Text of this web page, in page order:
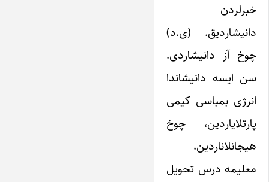
خبرلردن
دانیشاردیق. (ی.د)
چوخ آز دانیشاردی.
سن ایسه دانیشاندا
انرژی بمباسی کیمی
پارتلایاردین، چوخ
هیجانلاناردین،
معلیمه درس تحویل